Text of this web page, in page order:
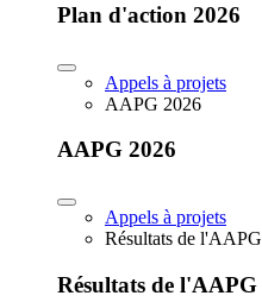
Plan d'action 2026
Appels à projets
AAPG 2026
AAPG 2026
Appels à projets
Résultats de l'AAPG
Résultats de l'AAPG